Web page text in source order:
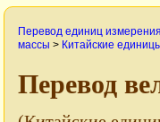
Перевод единиц измерения
массы > Китайские
Перевод